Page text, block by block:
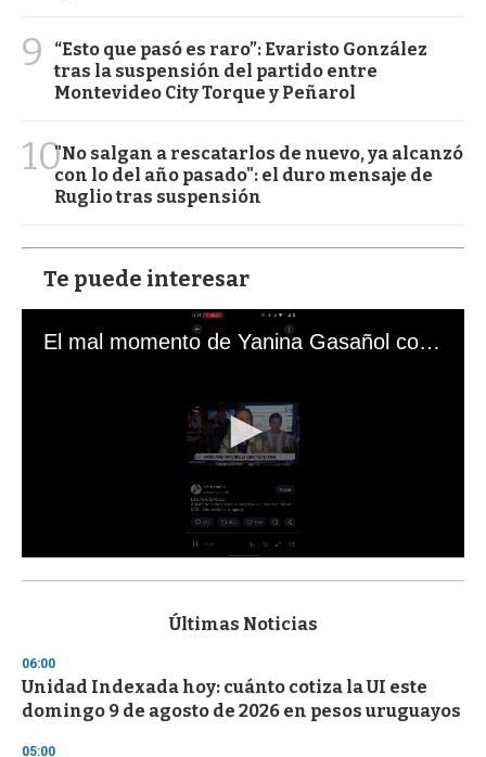
9
“Esto que pasó es raro”: Evaristo González
tras la suspensión del partido entre
Montevideo City Torque y Peñarol
10"No salgan a rescatarlos de nuevo, ya alcanzó
con lo del año pasado": el duro mensaje de
Ruglio tras suspensión
Te puede interesar
El mal momento de Yanina Gasañol con un hincha argentino en "Subrayado"
s
d
s
o
f
Últimas Noticias
06:00
Unidad Indexada hoy: cuánto cotiza la UI este
domingo 9 de agosto de 2026 en pesos uruguayos
05:00